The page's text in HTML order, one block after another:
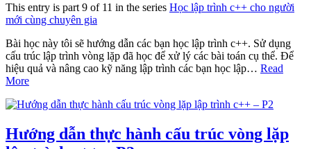
This entry is part 9 of 11 in the series Học lập trình c++ cho người
mới cùng chuyên gia
Bài học này tôi sẽ hướng dẫn các bạn học lập trình c++. Sử dụng
cấu trúc lập trình vòng lặp đã học để xử lý các bài toán cụ thể. Để
hiệu quả và nâng cao kỹ năng lập trình các bạn học lập… Read
More
Hướng dẫn thực hành cấu trúc vòng lặp